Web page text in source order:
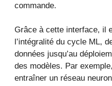
commande.
Grâce à cette interface, il
l’intégralité du cycle ML,
données jusqu’au
des modèles. Par
entraîner un réseau